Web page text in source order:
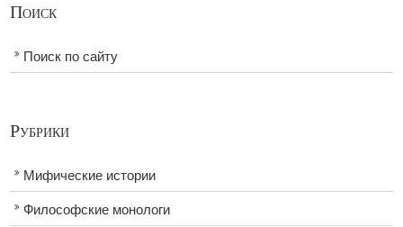
Поиск
Поиск по сайту
Рубрики
Мифические истории
Философские монологи